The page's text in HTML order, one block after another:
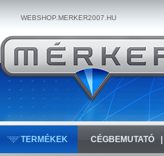
WEBSHOP.MERKER2007.HU
TERMÉKEK CÉGBEMUTATÓ